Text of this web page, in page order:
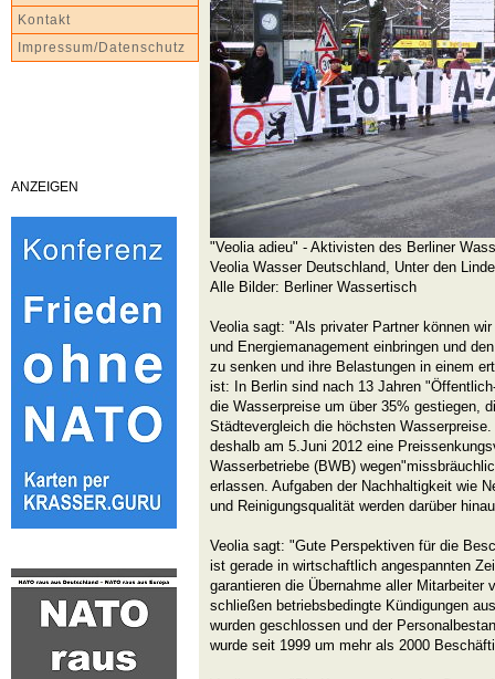
Kontakt
Impressum/Datenschutz
ANZEIGEN
"Veolia adieu" - Aktivisten des Berliner
Veolia Wasser Deutschland, Unter den
Alle Bilder: Berliner Wassertisch
Veolia sagt: "Als privater Partner können
und Energiemanagement einbringen und
zu senken und ihre Belastungen in einem
ist: In Berlin sind nach 13 Jahren
die Wasserpreise um über 35% gestiegen,
Städtevergleich die höchsten
deshalb am 5.Juni 2012 eine
Wasserbetriebe (BWB)
erlassen. Aufgaben der Nachhaltigkeit wie
und Reinigungsqualität werden darüber
Veolia sagt: "Gute Perspektiven für die
ist gerade in wirtschaftlich angespannten
garantieren die Übernahme aller Mitarbeiter
schließen betriebsbedingte Kündigungen
wurden geschlossen und der
wurde seit 1999 um mehr als 2000